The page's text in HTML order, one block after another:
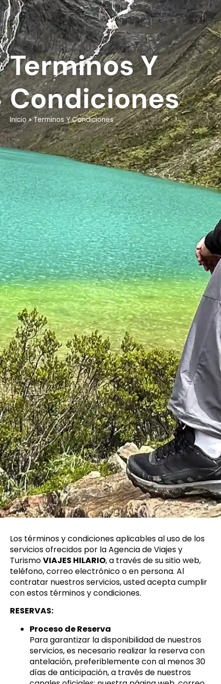
Terminos Y
Condiciones
Inicio»Terminos Y Condiciones
Los términos y condiciones aplicables al uso de los
servicios ofrecidos por la Agencia de Viajes y
TurismoVIAJES HILARIO, a través de su sitio web,
teléfono, correo electrónico o en persona. Al
contratar nuestros servicios, usted acepta cumplir
con estos términos y condiciones.
RESERVAS:
Proceso de Reserva
Para garantizar la disponibilidad de nuestros
servicios, es necesario realizar la reserva con
antelación, preferiblemente con al menos 30
días de anticipación, a través de nuestros